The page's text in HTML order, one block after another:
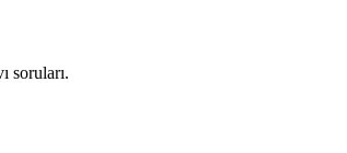
soruları.